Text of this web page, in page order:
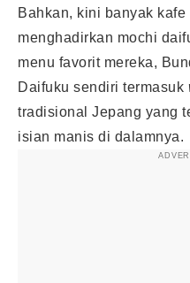
Bahkan, kini banyak
menghadirkan mochi
menu favorit mereka,
Daifuku sendiri termasuk
tradisional Jepang yang
isian manis di dalamnya.